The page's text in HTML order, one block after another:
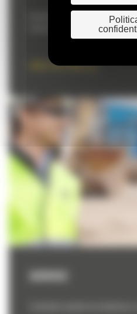
Asigurati intretinerea zilnica a
Aflati mai multe